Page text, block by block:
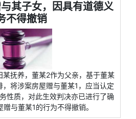
其子女，因具有道德义
不得撤销
某抚养，董某2作为父亲，基于董某
将涉案房屋赠与董某1，应当认定
性质，对此生效判决亦已进行了确
与董某1的行为不得撤销。